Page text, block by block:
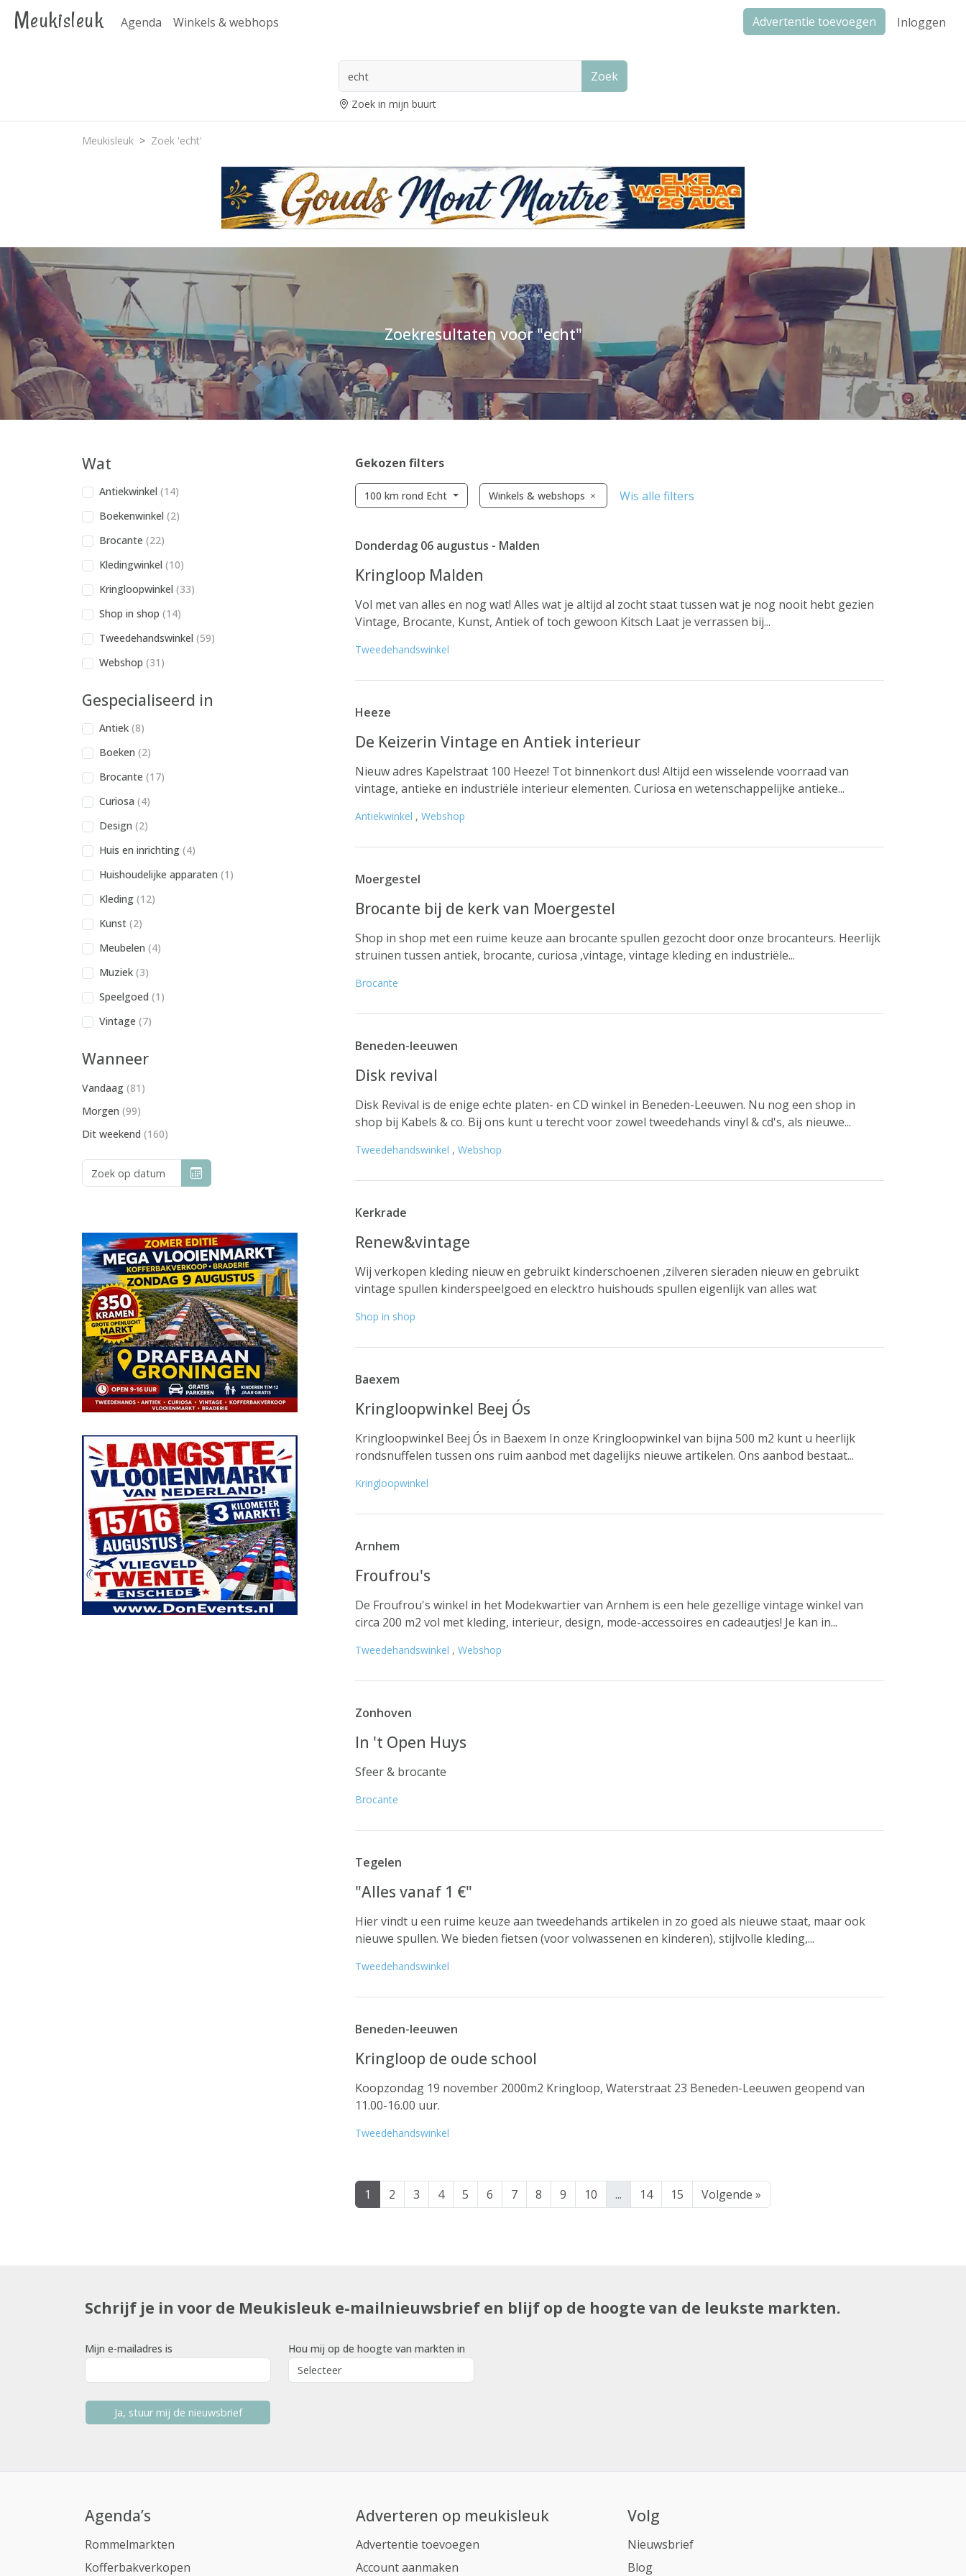
Meukisleuk Agenda Winkels & webhops Advertentie toevoegen Inloggen
Zoek
Zoek in mijn buurt
Meukisleuk Zoek 'echt'
Zoekresultaten voor "echt"
Wat
Antiekwinkel (14)
Boekenwinkel (2)
Brocante (22)
Kledingwinkel (10)
Kringloopwinkel (33)
Shop in shop (14)
Tweedehandswinkel (59)
Webshop (31)
Gespecialiseerd in
Antiek (8)
Boeken (2)
Brocante (17)
Curiosa (4)
Design (2)
Huis en inrichting (4)
Huishoudelijke apparaten (1)
Kleding (12)
Kunst (2)
Meubelen (4)
Muziek (3)
Speelgoed (1)
Vintage (7)
Wanneer
Vandaag (81)
Morgen (99)
Dit weekend (160)
Gekozen filters
100 km rond Echt Winkels & webshops Wis alle filters
Donderdag 06 augustus - Malden
Kringloop Malden
Vol met van alles en nog wat! Alles wat je altijd al zocht staat tussen wat je nog nooit hebt gezien
Vintage, Brocante, Kunst, Antiek of toch gewoon Kitsch Laat je verrassen bij...
Tweedehandswinkel
Heeze
De Keizerin Vintage en Antiek interieur
Nieuw adres Kapelstraat 100 Heeze! Tot binnenkort dus! Altijd een wisselende voorraad van
vintage, antieke en industriële interieur elementen. Curiosa en wetenschappelijke antieke...
Antiekwinkel , Webshop
Moergestel
Brocante bij de kerk van Moergestel
Shop in shop met een ruime keuze aan brocante spullen gezocht door onze brocanteurs. Heerlijk
struinen tussen antiek, brocante, curiosa ,vintage, vintage kleding en industriële...
Brocante
Beneden-leeuwen
Disk revival
Disk Revival is de enige echte platen- en CD winkel in Beneden-Leeuwen. Nu nog een shop in
shop bij Kabels & co. Bij ons kunt u terecht voor zowel tweedehands vinyl & cd's, als nieuwe...
Tweedehandswinkel , Webshop
Kerkrade
Renew&vintage
Wij verkopen kleding nieuw en gebruikt kinderschoenen ,zilveren sieraden nieuw en gebruikt
vintage spullen kinderspeelgoed en elecktro huishouds spullen eigenlijk van alles wat
Shop in shop
Baexem
Kringloopwinkel Beej Ós
Kringloopwinkel Beej Ós in Baexem In onze Kringloopwinkel van bijna 500 m2 kunt u heerlijk
rondsnuffelen tussen ons ruim aanbod met dagelijks nieuwe artikelen. Ons aanbod bestaat...
Kringloopwinkel
Arnhem
Froufrou's
De Froufrou's winkel in het Modekwartier van Arnhem is een hele gezellige vintage winkel van
circa 200 m2 vol met kleding, interieur, design, mode-accessoires en cadeautjes! Je kan in...
Tweedehandswinkel , Webshop
Zonhoven
In 't Open Huys
Sfeer & brocante
Brocante
Tegelen
"Alles vanaf 1 €"
Hier vindt u een ruime keuze aan tweedehands artikelen in zo goed als nieuwe staat, maar ook
nieuwe spullen. We bieden fietsen (voor volwassenen en kinderen), stijlvolle kleding,...
Tweedehandswinkel
Beneden-leeuwen
Kringloop de oude school
Koopzondag 19 november 2000m2 Kringloop, Waterstraat 23 Beneden-Leeuwen geopend van
11.00-16.00 uur.
Tweedehandswinkel
1 2 3 4 5 6 7 8 9 10 ... 14 15 Volgende »
Schrijf je in voor de Meukisleuk e-mailnieuwsbrief en blijf op de hoogte van de leukste markten.
Mijn e-mailadres is Hou mij op de hoogte van markten in
Ja, stuur mij de nieuwsbrief
Agenda’s
Rommelmarkten
Kofferbakverkopen
Adverteren op meukisleuk
Advertentie toevoegen
Account aanmaken
Volg
Nieuwsbrief
Blog